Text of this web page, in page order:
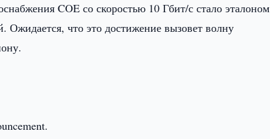
COE со скоростью 10 Гбит/с стало эталоном
Ожидается, что это достижение вызовет волну